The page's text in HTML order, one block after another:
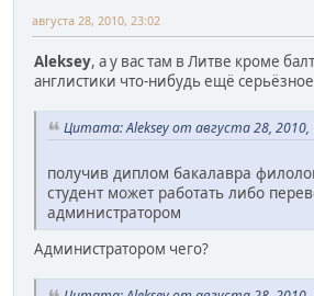
августа 28, 2010, 23:02
Aleksey, а у вас там в Литве кроме
англистики что-нибудь ещё серьёзное
Цитата: Aleksey от августа 28, 2010,
получив диплом бакалавра
студент может работать либо
администратором
Администратором чего?